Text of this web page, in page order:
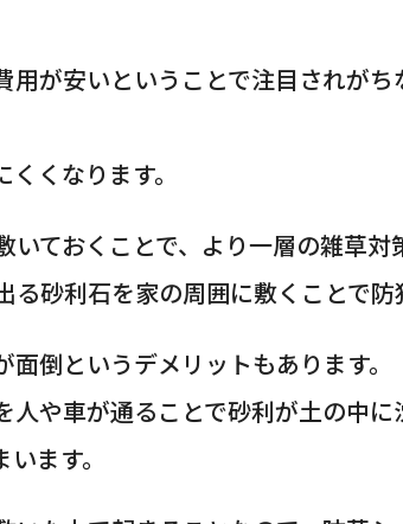
が安いということで注目されが
くなります。
ておくことで、より一層の雑草対
砂利石を家の周囲に敷くことで防
倒というデメリットもあります。
や車が通ることで砂利が土の中
ます。